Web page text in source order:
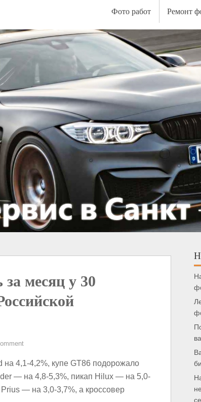
Фото работ Ремонт
месяц у 30
4,1-4,2%, купе GT86 подорожало
— на 4,8-5,3%, пикап Hilux — на 5,0-
— на 3,0-3,7%, а кроссовер